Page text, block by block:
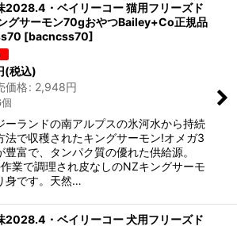
2028.4・ベイリーコー 猫用フリーズド
グサーモン70gおやつBailey+Co正規品
[bacncss70]
(税込)
価格: 2,948円
ーランドの南アルプスの氷河水から持続
法で収穫されたキングサーモン!オメガ3
豊富で、タンパク質の優れた供給源。
業で調理され皮なしのNZキングサーモ
身です。天然…
2028.4・ベイリーコー 犬用フリーズド